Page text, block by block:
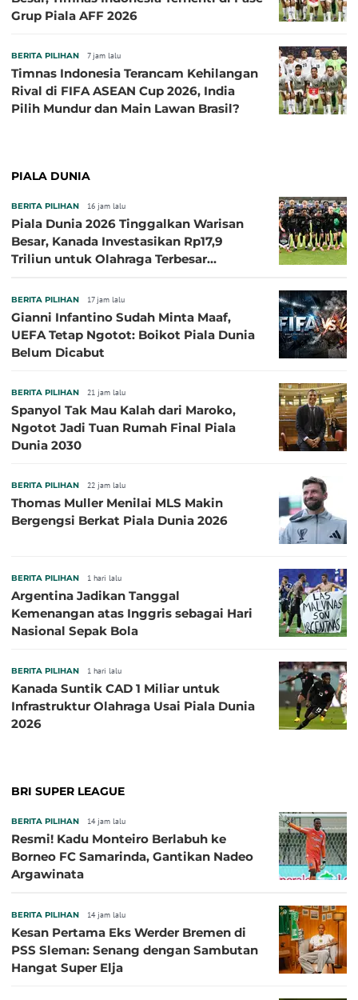
Grup Piala AFF 2026
BERITA PILIHAN 7 jam lalu
Timnas Indonesia Terancam Kehilangan
Rival di FIFA ASEAN Cup 2026, India
Pilih Mundur dan Main Lawan Brasil?
PIALA DUNIA
BERITA PILIHAN 16 jam lalu
Piala Dunia 2026 Tinggalkan Warisan
Besar, Kanada Investasikan Rp17,9
Triliun untuk Olahraga Terbesar
BERITA PILIHAN 17 jam lalu
Gianni Infantino Sudah Minta Maaf,
UEFA Tetap Ngotot: Boikot Piala Dunia
Belum Dicabut
BERITA PILIHAN 21 jam lalu
Spanyol Tak Mau Kalah dari Maroko,
Ngotot Jadi Tuan Rumah Final Piala
Dunia 2030
BERITA PILIHAN 22 jam lalu
Thomas Muller Menilai MLS Makin
Bergengsi Berkat Piala Dunia 2026
BERITA PILIHAN 1 hari lalu
Argentina Jadikan Tanggal
Kemenangan atas Inggris sebagai Hari
Nasional Sepak Bola
BERITA PILIHAN 1 hari lalu
Kanada Suntik CAD 1 Miliar untuk
Infrastruktur Olahraga Usai Piala Dunia
2026
BRI SUPER LEAGUE
BERITA PILIHAN 14 jam lalu
Resmi! Kadu Monteiro Berlabuh ke
Borneo FC Samarinda, Gantikan Nadeo
Argawinata
BERITA PILIHAN 14 jam lalu
Kesan Pertama Eks Werder Bremen di
PSS Sleman: Senang dengan Sambutan
Hangat Super Elja